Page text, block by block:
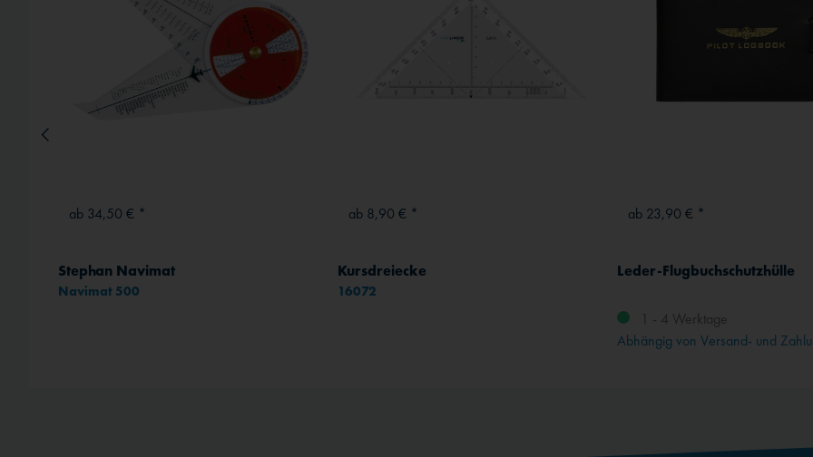
ab 34,50 € *
Stephan Navimat
Navimat 500
ab 8,90 € *
Kursdreiecke
16072
ab 23,90 € *
Leder-Flugbuchschutzhülle
1 - 4 Werktage
Abhängig von Versand- und